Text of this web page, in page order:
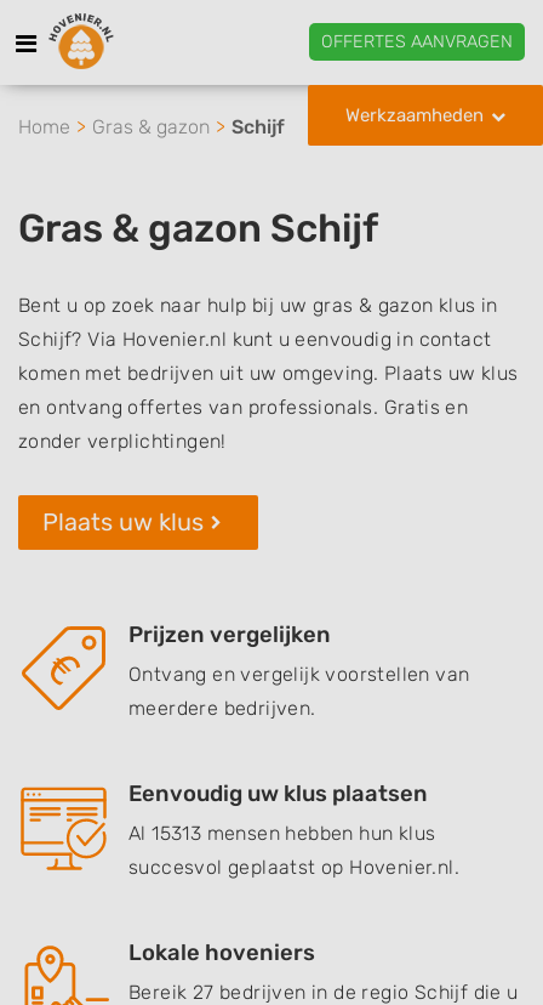
OFFERTES AANVRAGEN
Werkzaamheden
Home Gras & gazon Schijf
Gras & gazon Schijf
Bent u op zoek naar hulp bij uw gras & gazon klus in
Schijf? Via Hovenier.nl kunt u eenvoudig in contact
komen met bedrijven uit uw omgeving. Plaats uw klus
en ontvang offertes van professionals. Gratis en
zonder verplichtingen!
Plaats uw klus
Prijzen vergelijken
Ontvang en vergelijk voorstellen van
meerdere bedrijven.
Eenvoudig uw klus plaatsen
Al 15313 mensen hebben hun klus
succesvol geplaatst op Hovenier.nl.
Lokale hoveniers
Bereik 27 bedrijven in de regio Schijf die u